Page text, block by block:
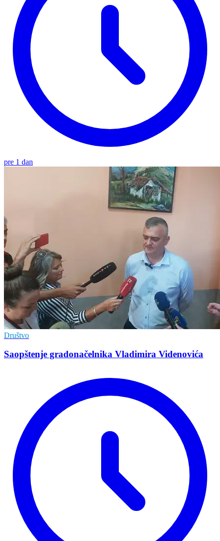
pre 1 dan
Društvo
Saopštenje gradonačelnika Vladimira Videnovića